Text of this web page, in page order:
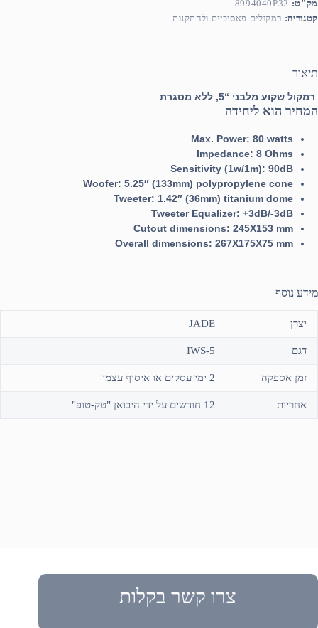
מק"ט: 8994040P32
קטגוריה: רמקולים פאסיביים ולהתקנות
תיאור
רמקול שקוע מלבני “5, ללא מסגרת
המחיר הוא ליחידה
Max. Power: 80 watts
Impedance: 8 Ohms
Sensitivity (1w/1m): 90dB
Woofer: 5.25″ (133mm) polypropylene cone
Tweeter: 1.42″ (36mm) titanium dome
Tweeter Equalizer: +3dB/-3dB
Cutout dimensions: 245X153 mm
Overall dimensions: 267X175X75 mm
מידע נוסף
יצרן JADE
דגם IWS-5
זמן אספקה 2 ימי עסקים או איסוף עצמי
אחריות 12 חודשים על ידי היבואן "טק-טופ"
צרו קשר בקלות